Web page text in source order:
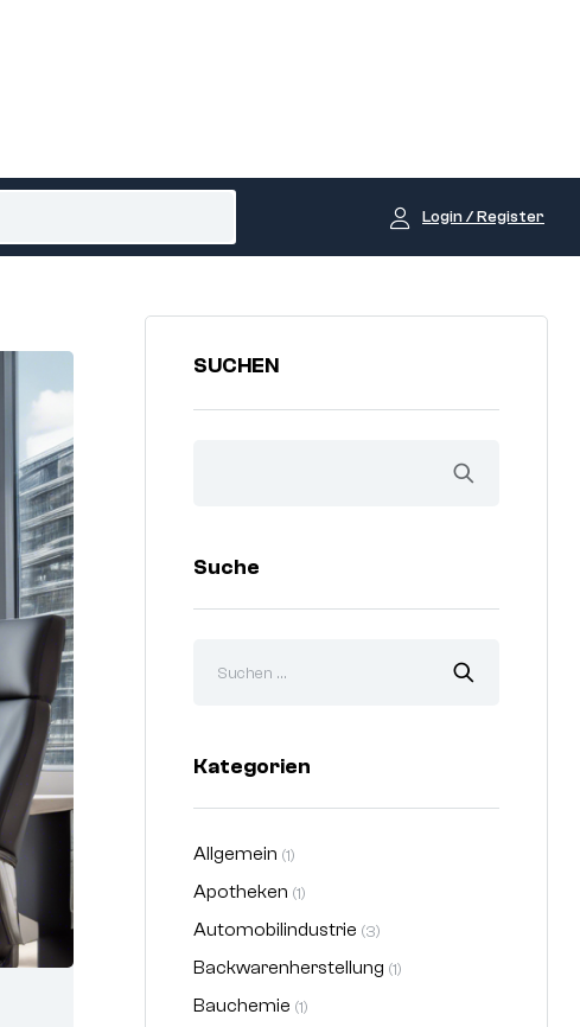
Login / Register
SUCHEN
Suche
Kategorien
Allgemein (1)
Apotheken (1)
Automobilindustrie (3)
Backwarenherstellung (1)
Bauchemie (1)